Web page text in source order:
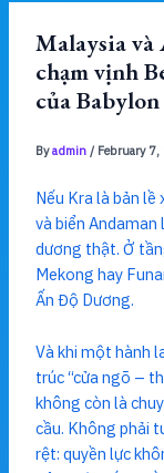
Malaysia
chạm vịnh
của
Byadmin / February
Nếu Kra là bản lề
và biển Andaman
dương thật. Ở
Mekong hay
Ấn Độ Dương.
Và khi một hành
trúc “cửa ngõ –
không còn là
cầu. Không phải
rệt: quyền lực